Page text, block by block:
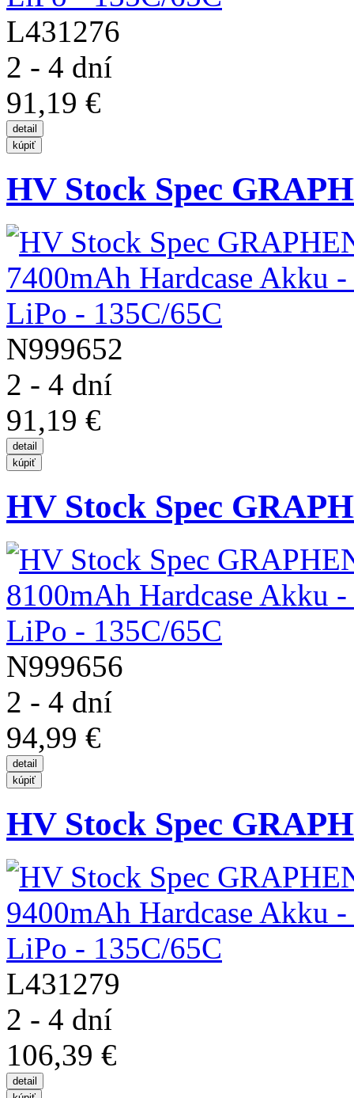
L431276
2 - 4 dní
91,19 €
HV Stock Spec
N999652
2 - 4 dní
91,19 €
HV Stock Spec
N999656
2 - 4 dní
94,99 €
HV Stock Spec
L431279
2 - 4 dní
106,39 €